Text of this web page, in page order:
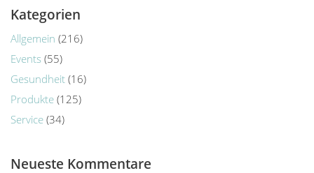
Kategorien
Allgemein (216)
Events (55)
Gesundheit (16)
Produkte (125)
Service (34)
Neueste Kommentare